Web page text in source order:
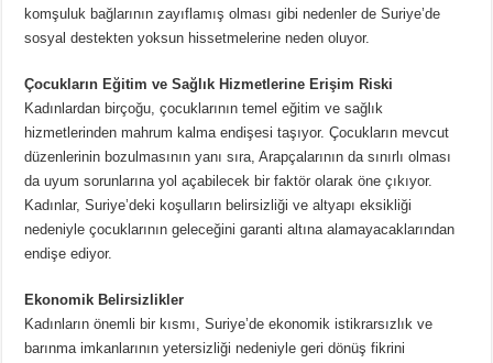
komşuluk bağlarının zayıflamış olması gibi nedenler de Suriye’de
sosyal destekten yoksun hissetmelerine neden oluyor.
Çocukların Eğitim ve Sağlık Hizmetlerine Erişim Riski
Kadınlardan birçoğu, çocuklarının temel eğitim ve sağlık
hizmetlerinden mahrum kalma endişesi taşıyor. Çocukların mevcut
düzenlerinin bozulmasının yanı sıra, Arapçalarının da sınırlı olması
da uyum sorunlarına yol açabilecek bir faktör olarak öne çıkıyor.
Kadınlar, Suriye’deki koşulların belirsizliği ve altyapı eksikliği
nedeniyle çocuklarının geleceğini garanti altına alamayacaklarından
endişe ediyor.
Ekonomik Belirsizlikler
Kadınların önemli bir kısmı, Suriye’de ekonomik istikrarsızlık ve
barınma imkanlarının yetersizliği nedeniyle geri dönüş fikrini